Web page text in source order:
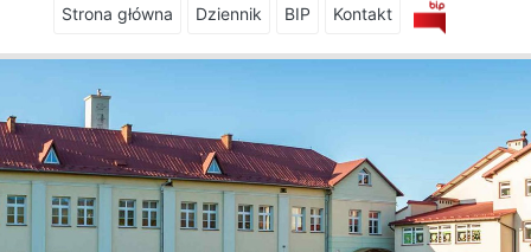
Strona główna Dziennik BIP Kontakt